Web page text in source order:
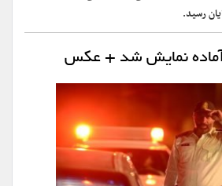
رسید.
نمایش شد + عکس